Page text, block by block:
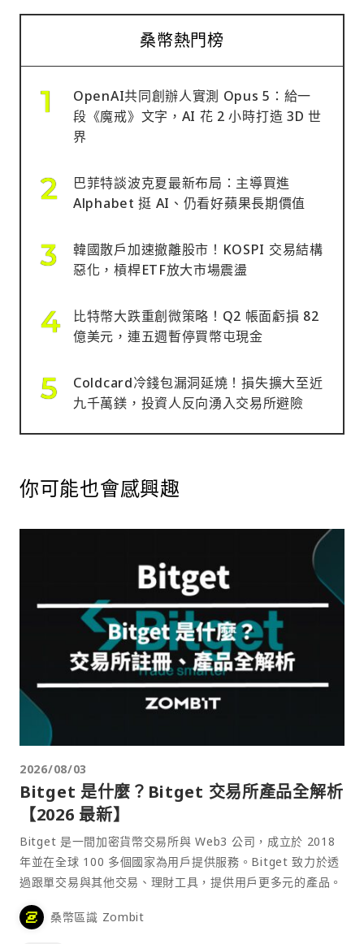
桑幣熱門榜
OpenAI共同創辦人實測 Opus 5：給一
段《魔戒》文字，AI 花 2 小時打造 3D 世
界
巴菲特談波克夏最新布局：主導買進
Alphabet 挺 AI、仍看好蘋果長期價值
韓國散戶加速撤離股市！KOSPI 交易結構
惡化，槓桿ETF放大市場震盪
比特幣大跌重創微策略！Q2 帳面虧損 82
億美元，連五週暫停買幣屯現金
Coldcard冷錢包漏洞延燒！損失擴大至近
九千萬鎂，投資人反向湧入交易所避險
你可能也會感興趣
2026/08/03
Bitget 是什麼？Bitget 交易所產品全解析
【2026 最新】
Bitget 是一間加密貨幣交易所與 Web3 公司，成立於 2018
年並在全球 100 多個國家為用戶提供服務。Bitget 致力於透
過跟單交易與其他交易、理財工具，提供用戶更多元的產品。
桑幣區識 Zombit